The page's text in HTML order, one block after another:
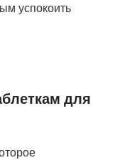
успокоить
для